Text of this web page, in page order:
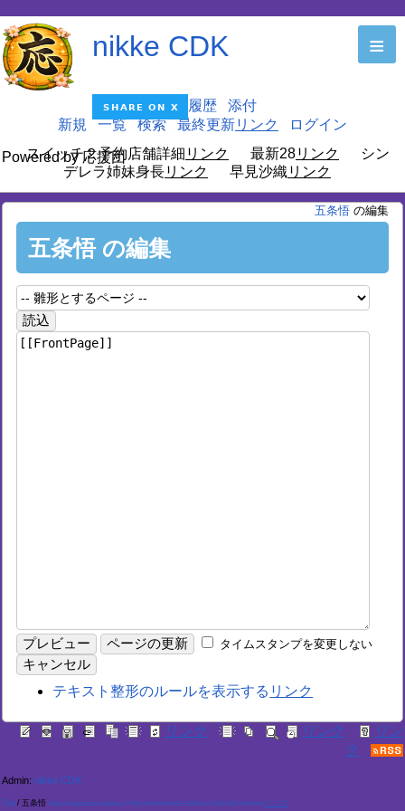
nikke CDK
Powered by 応援団
≡
編集 履歴
添付
新規
一覧 検索 最終更新
ログイン
スイッチ２予約店舗詳細
最新28
シン
デレラ姉妹身長
早見沙織
五条悟の編集
五条悟 の編集
タイムスタンプを変更しない
テキスト整形のルールを表示する
Admin: nikke CDK
Top / 五条悟 http://neogamma.loader.jp/?%E4%BA%94%E6%9D%A1%E6%82%9F.html